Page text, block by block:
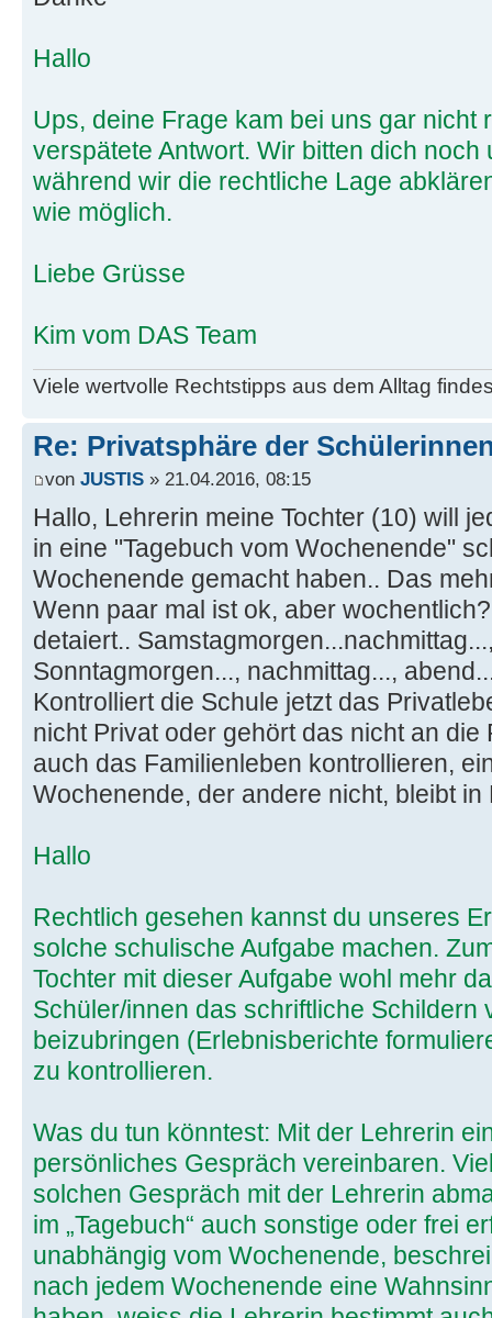
Hallo
Ups, deine Frage kam bei uns gar nicht
verspätete Antwort. Wir bitten dich
während wir die rechtliche Lage
wie möglich.
Liebe Grüsse
Kim vom DAS Team
Viele wertvolle Rechtstipps aus dem Alltag
Re: Privatsphäre der
von JUSTIS » 21.04.2016, 08:15
Hallo, Lehrerin meine Tochter (10) will
in eine "Tagebuch vom Wochenende"
Wochenende gemacht haben.. Das
Wenn paar mal ist ok, aber
detaiert..
Sonntagmorgen..., nachmittag...,
Kontrolliert die Schule jetzt das
nicht Privat oder gehört das nicht an
auch das Familienleben kontrollieren,
Wochenende, der andere nicht, bleibt
Hallo
Rechtlich gesehen kannst du unseres
solche schulische Aufgabe machen.
Tochter mit dieser Aufgabe wohl mehr
Schüler/innen das schriftliche Schildern
beizubringen (Erlebnisberichte
zu kontrollieren.
Was du tun könntest: Mit der Lehrerin
persönliches Gespräch vereinbaren.
solchen Gespräch mit der Lehrerin
im „Tagebuch“ auch sonstige oder frei
unabhängig vom Wochenende,
nach jedem Wochenende eine